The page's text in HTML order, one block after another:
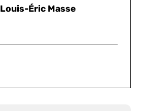
Louis-Éric Masse